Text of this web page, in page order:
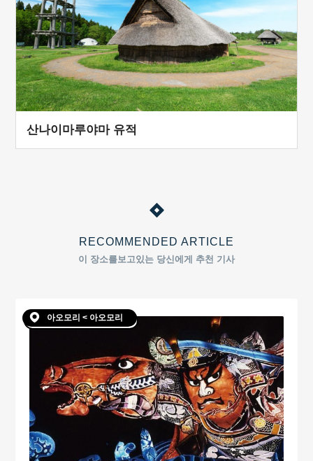
산나이마루야마 유적
RECOMMENDED ARTICLE
이 장소를보고있는 당신에게 추천 기사
아오모리 < 아오모리